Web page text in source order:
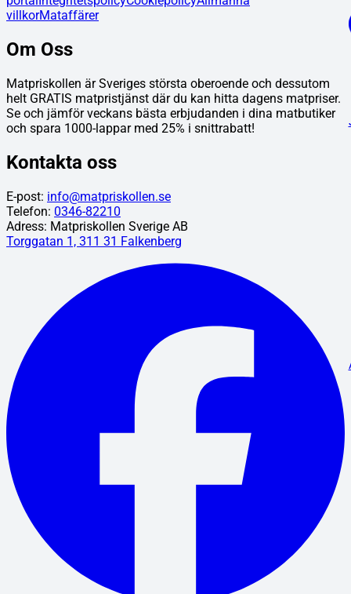
villkorMataffärer
Om Oss
Matpriskollen är Sveriges största oberoende och dessutom
helt GRATIS matpristjänst där du kan hitta dagens matpriser.
Se och jämför veckans bästa erbjudanden i dina matbutiker
och spara 1000-lappar med 25% i snittrabatt!
Kontakta oss
E-post: info@matpriskollen.se
Telefon: 0346-82210
Adress: Matpriskollen Sverige AB
Torggatan 1, 311 31 Falkenberg